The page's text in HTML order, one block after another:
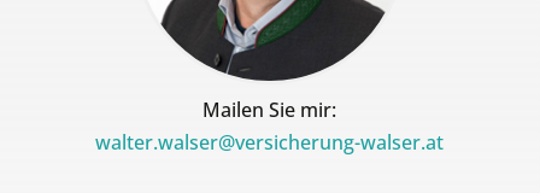
Mailen Sie mir:
walter.walser@versicherung-walser.at